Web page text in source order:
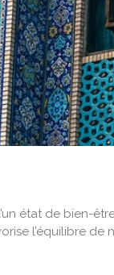
état de
l’équilibre